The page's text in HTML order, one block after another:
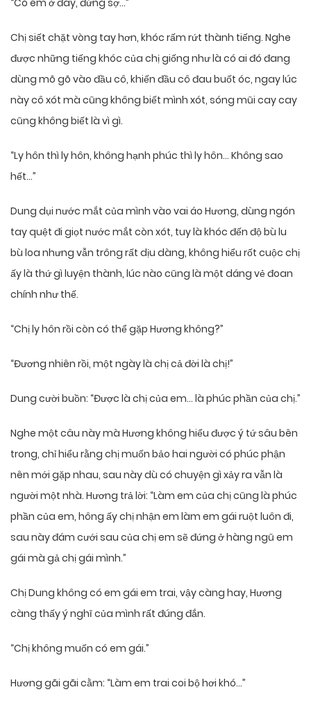
“Có em ở đây, đừng sợ…”
Chị siết chặt vòng tay hơn, khóc rấm rứt thành tiếng. Nghe
được những tiếng khóc của chị giống như là có ai đó đang
dùng mõ gõ vào đầu cô, khiến đầu cô đau buốt óc, ngay lúc
này cô xót mà cũng không biết mình xót, sóng mũi cay cay
cũng không biết là vì gì.
“Ly hôn thì ly hôn, không hạnh phúc thì ly hôn… Không sao
hết…”
Dung dụi nước mắt của mình vào vai áo Hương, dùng ngón
tay quệt đi giọt nước mắt còn xót, tuy là khóc đến độ bù lu
bù loa nhưng vẫn trông rất dịu dàng, không hiểu rốt cuộc chị
ấy là thứ gì luyện thành, lúc nào cũng là một dáng vẻ đoan
chính như thế.
“Chị ly hôn rồi còn có thể gặp Hương không?”
“Đương nhiên rồi, một ngày là chị cả đời là chị!”
Dung cười buồn: “Được là chị của em… là phúc phần của chị.”
Nghe một câu này mà Hương không hiểu được ý tứ sâu bên
trong, chỉ hiểu rằng chị muốn bảo hai người có phúc phận
nên mới gặp nhau, sau này dù có chuyện gì xảy ra vẫn là
người một nhà. Hương trả lời: “Làm em của chị cũng là phúc
phần của em, hông ấy chị nhận em làm em gái ruột luôn đi,
sau này đám cưới sau của chị em sẽ đứng ở hàng ngũ em
gái mà gả chị gái mình.”
Chị Dung không có em gái em trai, vậy càng hay, Hương
càng thấy ý nghĩ của mình rất đúng đắn.
“Chị không muốn có em gái.”
Hương gãi gãi cằm: “Làm em trai coi bộ hơi khó…”